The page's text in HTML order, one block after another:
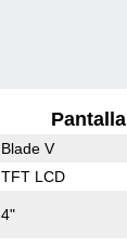
Pantalla
Blade V
TFT LCD
4"